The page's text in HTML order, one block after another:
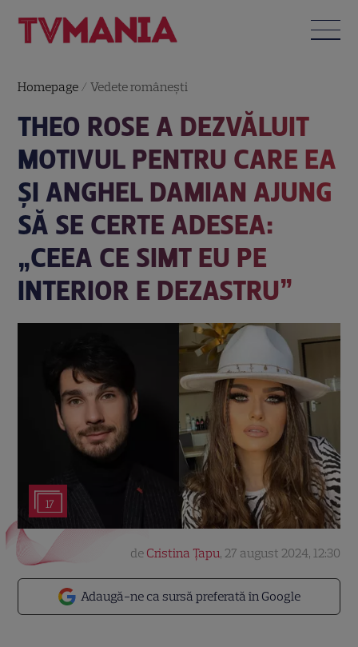
Homepage /Vedete româneşti
THEO ROSE A DEZVĂLUIT
MOTIVUL PENTRU CARE EA
ȘI ANGHEL DAMIAN AJUNG
SĂ SE CERTE ADESEA:
„CEEA CE SIMT EU PE
INTERIOR E DEZASTRU”
17
Adaugă-ne ca sursă preferată în Google
de Cristina Țapu, 27 august 2024, 12:30